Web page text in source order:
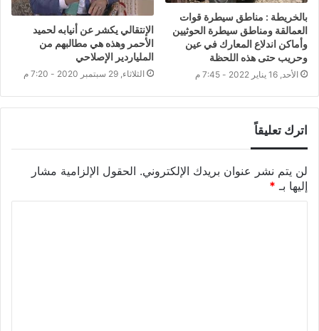
بالخريطة : مناطق سيطرة قوات
العمالقة ومناطق سيطرة الحوثيين
وأماكن اندلاع المعارك في عين
وحريب حتى هذه اللحظة
الأحد, 16 يناير 2022 - 7:45 م
الإنتقالي يكشر عن أنيابه لحميد
الأحمر وهذه هي مطالبهم من
الملياردير الإصلاحي
الثلاثاء, 29 سبتمبر 2020 - 7:20 م
اترك تعليقاً
لن يتم نشر عنوان بريدك الإلكتروني. الحقول الإلزامية مشار
إليها بـ *